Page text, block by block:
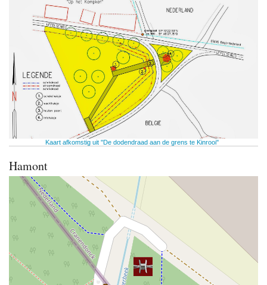
Kaart afkomstig uit ''De dodendraad aan de grens te Kinrooi''
Hamont